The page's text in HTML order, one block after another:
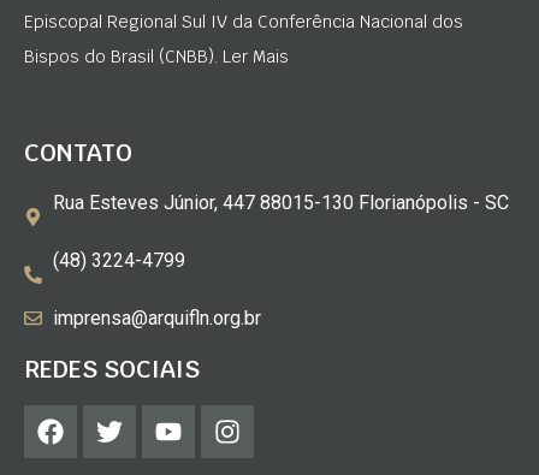
Episcopal Regional Sul IV da Conferência Nacional dos
Bispos do Brasil (CNBB). Ler Mais
CONTATO
Rua Esteves Júnior, 447 88015-130 Florianópolis - SC
(48) 3224-4799
imprensa@arquifln.org.br
REDES SOCIAIS